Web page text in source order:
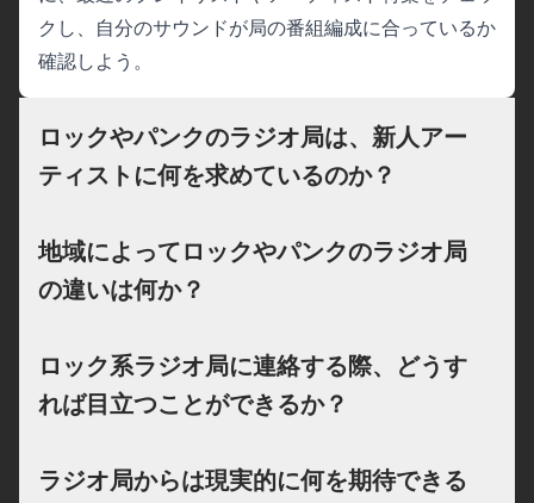
クし、自分のサウンドが局の番組編成に合っているか
確認しよう。
ロックやパンクのラジオ局は、新人アー
ティストに何を求めているのか？
地域によってロックやパンクのラジオ局
の違いは何か？
ロック系ラジオ局に連絡する際、どうす
れば目立つことができるか？
ラジオ局からは現実的に何を期待できる